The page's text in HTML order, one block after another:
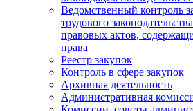
Ведомственный контроль
трудового
правовых актов,
права
Реестр закупок
Контроль в сфере закупок
Архивная деятельность
Административная